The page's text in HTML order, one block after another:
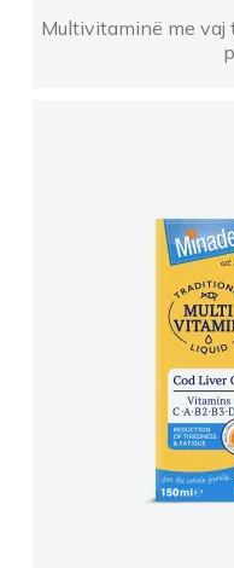
Multivitaminë me vaj